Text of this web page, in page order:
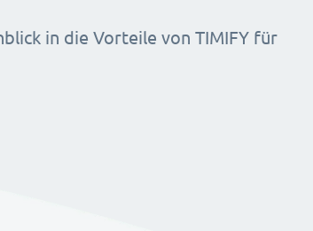
in die Vorteile von TIMIFY für